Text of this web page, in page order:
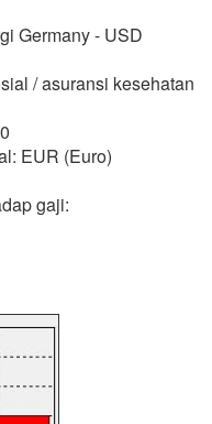
Germany - USD
/ asuransi kesehatan
EUR (Euro)
gaji: